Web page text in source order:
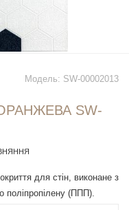
Модель: SW-00002013
SW-
для стін, виконане з
поліпропілену (ППП).